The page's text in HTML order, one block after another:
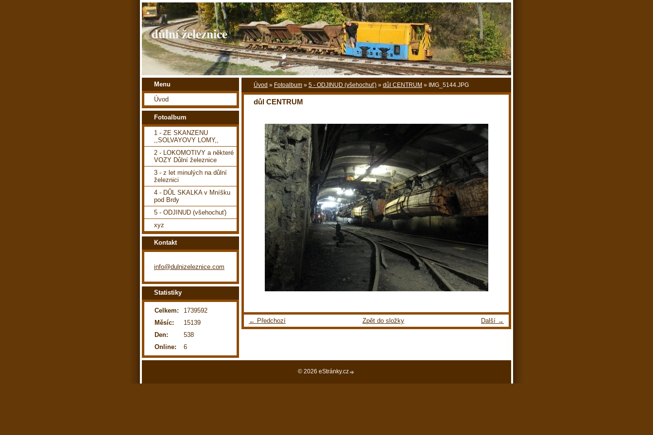
důlní železnice
Úvod » Fotoalbum » 5 - ODJINUD (všehochuť) » důl CENTRUM » IMG_5144.JPG
důl CENTRUM
← Předchozí Další →
Zpět do složky
Menu
Úvod
Fotoalbum
1 - ZE SKANZENU
,,SOLVAYOVY LOMY,,
2 - LOKOMOTIVY a některé
VOZY Důlní železnice
3 - z let minulých na důlní
železnici
4 - DŮL SKALKA v Mníšku
pod Brdy
5 - ODJINUD (všehochuť)
xyz
Kontakt
info@dulnizeleznice.com
Statistiky
Online: 6
Celkem:
1739592
Měsíc:
15139
Den:
538
© 2026 eStránky.cz